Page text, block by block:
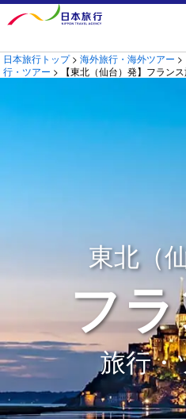
日本旅行トップ>海外旅行・海外ツアー >
行・ツアー > 【東北（仙台）発】フラン
東北（
フ
旅行・